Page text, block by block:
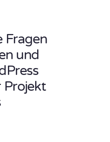
Fragen
und